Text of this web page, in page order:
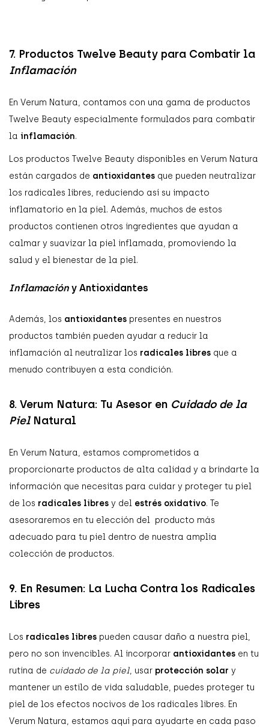
7. Productos Twelve Beauty para Combatir la
Inflamación
En Verum Natura, contamos con una gama de productos
Twelve Beauty especialmente formulados para combatir
la inflamación.
Los productos Twelve Beauty disponibles en Verum Natura
están cargados de antioxidantes que pueden neutralizar
los radicales libres, reduciendo así su impacto
inflamatorio en la piel. Además, muchos de estos
productos contienen otros ingredientes que ayudan a
calmar y suavizar la piel inflamada, promoviendo la
salud y el bienestar de la piel.
Inflamación y Antioxidantes
Además, los antioxidantes presentes en nuestros
productos también pueden ayudar a reducir la
inflamación al neutralizar los radicales libres que a
menudo contribuyen a esta condición.
8. Verum Natura: Tu Asesor en Cuidado de la
PielNatural
En Verum Natura, estamos comprometidos a
proporcionarte productos de alta calidad y a brindarte la
información que necesitas para cuidar y proteger tu piel
de los radicales libres y del estrés oxidativo. Te
asesoraremos en tu elección del producto más
adecuado para tu piel dentro de nuestra amplia
colección de productos.
9. En Resumen: La Lucha Contra los Radicales
Libres
Los radicales libres pueden causar daño a nuestra piel,
pero no son invencibles. Al incorporar antioxidantes en tu
rutina de cuidado de la piel, usar protección solar y
mantener un estilo de vida saludable, puedes proteger tu
piel de los efectos nocivos de los radicales libres. En
Verum Natura, estamos aquí para ayudarte en cada paso